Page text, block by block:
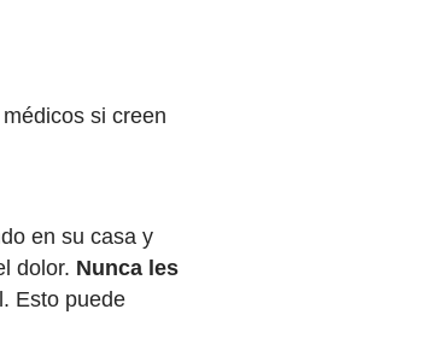
si creen
en su casa y
dolor. Nunca les
Esto puede